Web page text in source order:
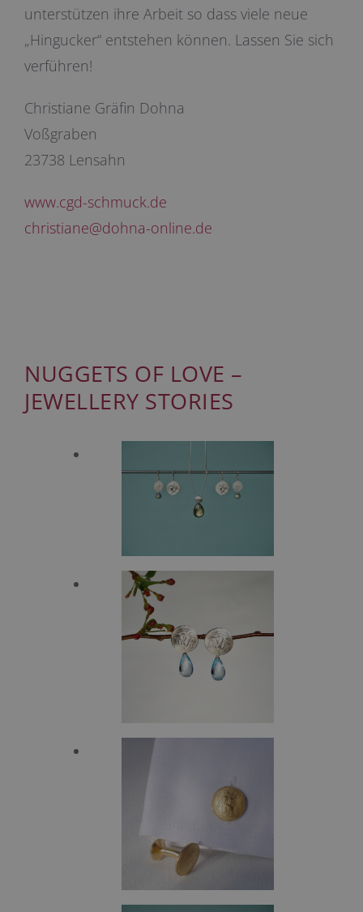
unterstützen ihre Arbeit so dass viele neue
„Hingucker“ entstehen können. Lassen Sie sich
verführen!
Christiane Gräfin Dohna
Voßgraben
23738 Lensahn
www.cgd-schmuck.de
christiane@dohna-online.de
NUGGETS OF LOVE –
JEWELLERY STORIES